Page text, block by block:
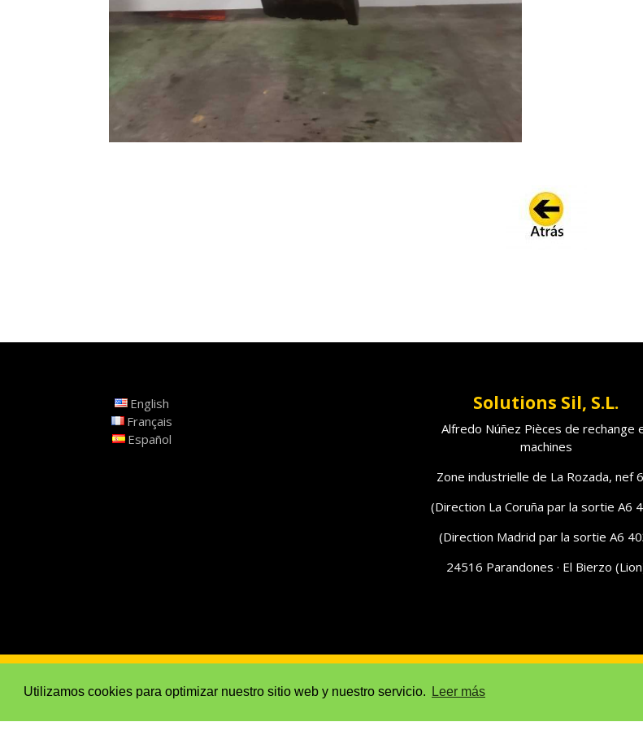
Utilizamos cookies para optimizar nuestro sitio web y nuestro servicio. Leer más
English
Français
Español
Solutions Sil, S.L.
Alfredo Núñez Pièces de rechange
machines
Zone industrielle de La Rozada, nef
(Direction La Coruña par la sortie A6
(Direction Madrid par la sortie A6
24516 Parandones · El Bierzo
Développé parDépartement informatique, S.L.